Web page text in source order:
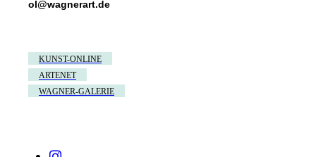
ol@wagnerart.de
KUNST-ONLINE
ARTENET
WAGNER-GALERIE